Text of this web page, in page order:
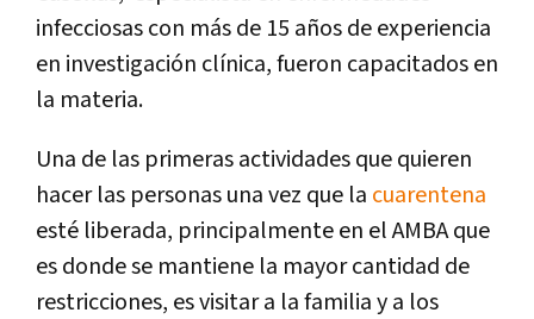
infecciosas con más de 15 años de experiencia
en investigación clínica, fueron capacitados en
la materia.
Una de las primeras actividades que quieren
hacer las personas una vez que la cuarentena
esté liberada, principalmente en el AMBA que
es donde se mantiene la mayor cantidad de
restricciones, es visitar a la familia y a los